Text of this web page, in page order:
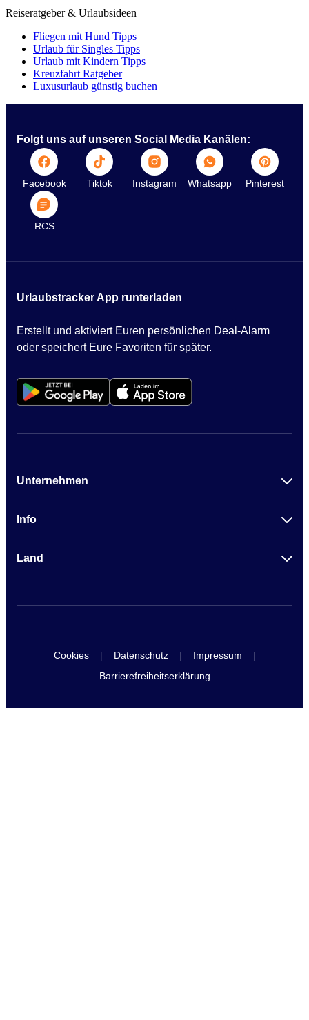
Reiseratgeber & Urlaubsideen
Fliegen mit Hund Tipps
Urlaub für Singles Tipps
Urlaub mit Kindern Tipps
Kreuzfahrt Ratgeber
Luxusurlaub günstig buchen